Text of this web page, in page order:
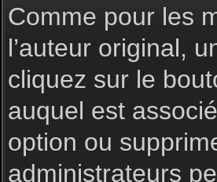
Comme pour les
l’auteur original,
cliquez sur le
auquel est
option ou
administrateurs